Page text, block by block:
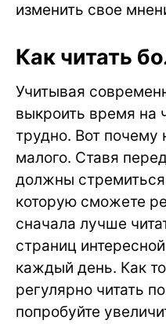
изменить свое
Как читать
Учитывая
выкроить время на
трудно. Вот почему
малого. Ставя
должны
которую сможете
сначала лучше
страниц
каждый день. Как
регулярно читать
попробуйте